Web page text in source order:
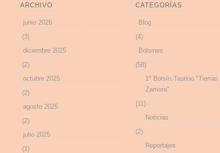
ARCHIVO
junio 2026
(3)
diciembre 2025
(2)
octubre 2025
(2)
agosto 2025
(2)
julio 2025
(1)
CATEGORÍAS
Blog
(4)
Bolsines
(58)
1º Bolsín Taurino "Tierras
Zamora"
(11)
Noticias
(2)
Reportajes